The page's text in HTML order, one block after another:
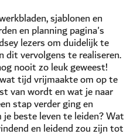
sjablonen en
en planning pagina's
lezers om duidelijk te
dit vervolgens te realiseren.
nooit zo leuk geweest!
tijd vrijmaakte om op te
van wordt en wat je naar
stap verder ging en
beste leven te leiden? Wat
en leidend zou zijn tot